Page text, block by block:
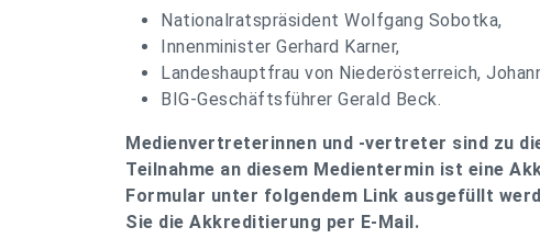
Nationalratspräsident Wolfgang Sobotka,
Innenminister Gerhard Karner,
Landeshauptfrau von Niederösterreich,
BIG-Geschäftsführer Gerald Beck.
Medienvertreterinnen und -vertreter sind zu
Teilnahme an diesem Medientermin ist eine
Formular unter folgendem Link ausgefüllt
Sie die Akkreditierung per E-Mail.